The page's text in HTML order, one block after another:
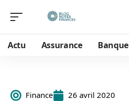
Actu Assurance Banque
Finance 26 avril 2020